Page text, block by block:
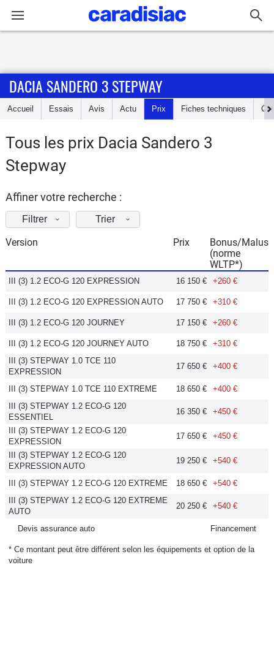
Accueil
Essais
d'achat
Electriques
Flottes
Auto
Forum
Marques
DACIA SANDERO 3 STEPWAY
Accueil Essais Avis Actu Prix Fiches techniques
Tous les prix Dacia Sandero 3
Stepway
Affiner votre recherche :
Filtrer Trier
Version Prix
Bonus/Malus
(norme
WLTP*)
III (3) 1.2 ECO-G 120 EXPRESSION 16 150 € +260 €
III (3) 1.2 ECO-G 120 EXPRESSION AUTO 17 750 € +310 €
III (3) 1.2 ECO-G 120 JOURNEY 17 150 € +260 €
III (3) 1.2 ECO-G 120 JOURNEY AUTO 18 750 €
+310 €
III (3) STEPWAY 1.0 TCE 110
EXPRESSION
17 650 € +400 €
III (3) STEPWAY 1.0 TCE 110 EXTREME 18 650 €
+400 €
III (3) STEPWAY 1.2 ECO-G 120
ESSENTIEL
16 350 € +450 €
III (3) STEPWAY 1.2 ECO-G 120
EXPRESSION
17 650 € +450 €
III (3) STEPWAY 1.2 ECO-G 120
EXPRESSION AUTO
19 250 € +540 €
III (3) STEPWAY 1.2 ECO-G 120 EXTREME 18 650 €
+540 €
III (3) STEPWAY 1.2 ECO-G 120 EXTREME
AUTO
20 250 € +540 €
Devis assurance auto Financement
* Ce montant peut être différent selon les équipements et option de la
voiture